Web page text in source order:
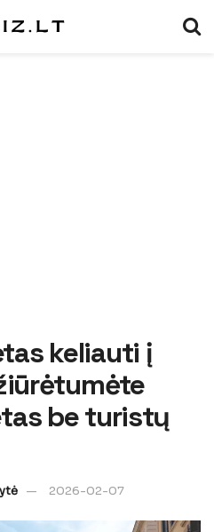
keliauti į
be turistų
2026-02-07